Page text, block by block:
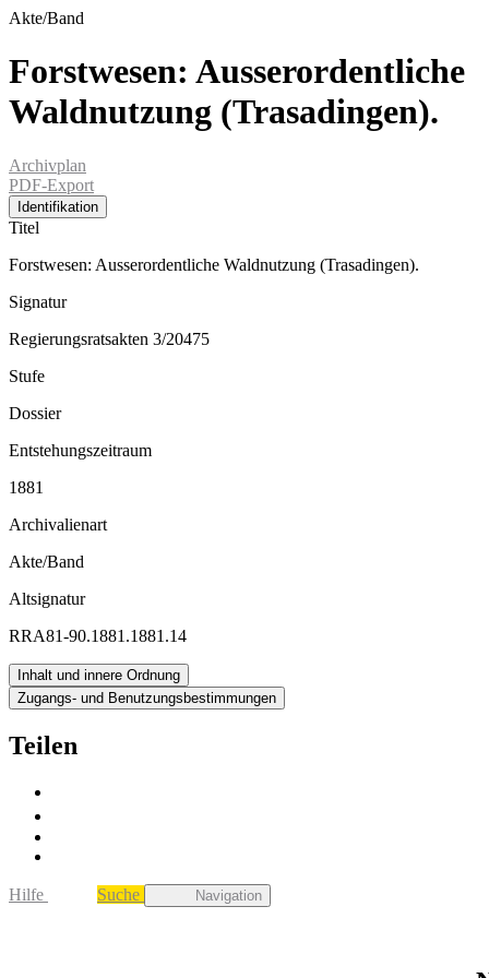
Akte/Band
Forstwesen: Ausserordentliche
Waldnutzung (Trasadingen).
Archivplan
PDF-Export
Identifikation
Titel
Forstwesen: Ausserordentliche Waldnutzung (Trasadingen).
Signatur
Regierungsratsakten 3/20475
Stufe
Dossier
Entstehungszeitraum
1881
Archivalienart
Akte/Band
Altsignatur
RRA81-90.1881.1881.14
Inhalt und innere Ordnung
Zugangs- und Benutzungsbestimmungen
Teilen
Hilfe Suche Navigation